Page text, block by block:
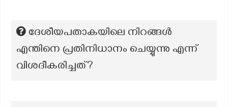
ദേശീയപതാകയിലെ നിറങ്ങള്‍
എന്തിനെ പ്രതിനിധാനം ചെയ്യുന്നു എന്ന്
വിശദീകരിച്ചത്?